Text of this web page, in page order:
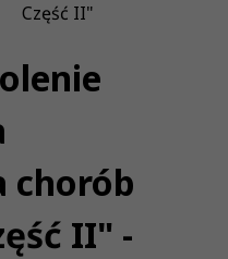
Część II"
chorób
II" -